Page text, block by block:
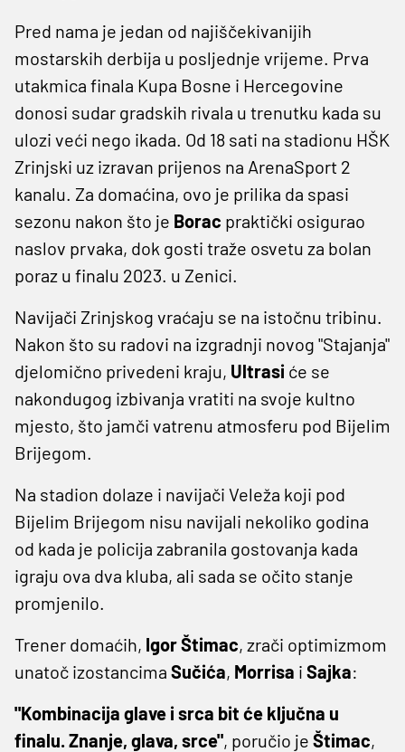
Pred nama je jedan od najiščekivanijih
mostarskih derbija u posljednje vrijeme. Prva
utakmica finala Kupa Bosne i Hercegovine
donosi sudar gradskih rivala u trenutku kada su
ulozi veći nego ikada. Od 18 sati na stadionu HŠK
Zrinjski uz izravan prijenos na ArenaSport 2
kanalu. Za domaćina, ovo je prilika da spasi
sezonu nakon što je Borac praktički osigurao
naslov prvaka, dok gosti traže osvetu za bolan
poraz u finalu 2023. u Zenici.
Navijači Zrinjskog vraćaju se na istočnu tribinu.
Nakon što su radovi na izgradnji novog "Stajanja"
djelomično privedeni kraju, Ultrasi će se
nakondugog izbivanja vratiti na svoje kultno
mjesto, što jamči vatrenu atmosferu pod Bijelim
Brijegom.
Na stadion dolaze i navijači Veleža koji pod
Bijelim Brijegom nisu navijali nekoliko godina
od kada je policija zabranila gostovanja kada
igraju ova dva kluba, ali sada se očito stanje
promjenilo.
Trener domaćih, Igor Štimac, zrači optimizmom
unatoč izostancima Sučića, Morrisa i Sajka:
"Kombinacija glave i srca bit će ključna u
finalu. Znanje, glava, srce", poručio je Štimac,